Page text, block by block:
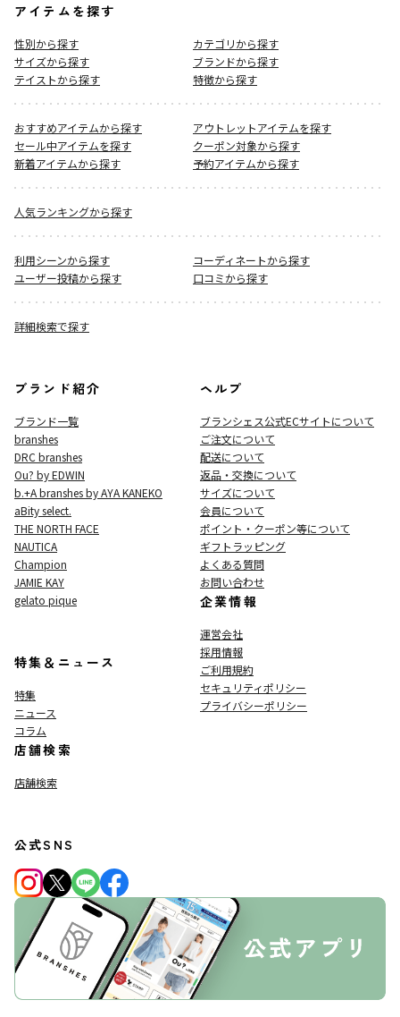
アイテムを探す
性別から探す
カテゴリから探す
サイズから探す
ブランドから探す
テイストから探す
特徴から探す
おすすめアイテムから探す
アウトレットアイテムを探す
セール中アイテムを探す
クーポン対象から探す
新着アイテムから探す
予約アイテムから探す
人気ランキングから探す
利用シーンから探す
コーディネートから探す
ユーザー投稿から探す
口コミから探す
詳細検索で探す
ブランド紹介
ブランド一覧
branshes
DRC branshes
Ou? by EDWIN
b.+A branshes by AYA KANEKO
aBity select.
THE NORTH FACE
NAUTICA
Champion
JAMIE KAY
gelato pique
特集＆ニュース
特集
ニュース
コラム
店舗検索
店舗検索
ヘルプ
ブランシェス公式ECサイトについて
ご注文について
配送について
返品・交換について
サイズについて
会員について
ポイント・クーポン等について
ギフトラッピング
よくある質問
お問い合わせ
企業情報
運営会社
採用情報
ご利用規約
セキュリティポリシー
プライバシーポリシー
公式SNS